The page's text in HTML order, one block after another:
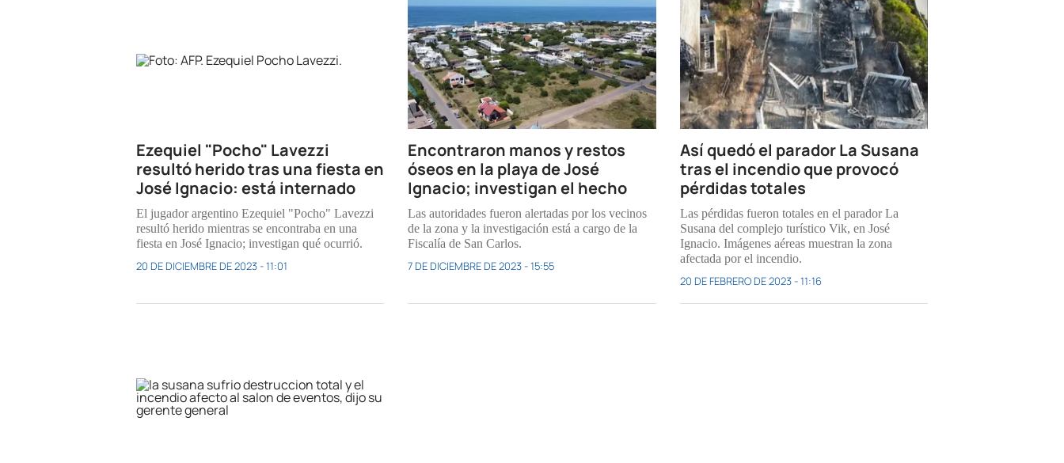
Ezequiel "Pocho" Lavezzi
resultó herido tras una fiesta en
José Ignacio: está internado
El jugador argentino Ezequiel "Pocho" Lavezzi
resultó herido mientras se encontraba en una
fiesta en José Ignacio; investigan qué ocurrió.
20 DE DICIEMBRE DE 2023 - 11:01
Encontraron manos y restos
óseos en la playa de José
Ignacio; investigan el hecho
Las autoridades fueron alertadas por los vecinos
de la zona y la investigación está a cargo de la
Fiscalía de San Carlos.
7 DE DICIEMBRE DE 2023 - 15:55
Así quedó el parador La Susana
tras el incendio que provocó
pérdidas totales
Las pérdidas fueron totales en el parador La
Susana del complejo turístico Vik, en José
Ignacio. Imágenes aéreas muestran la zona
afectada por el incendio.
20 DE FEBRERO DE 2023 - 11:16